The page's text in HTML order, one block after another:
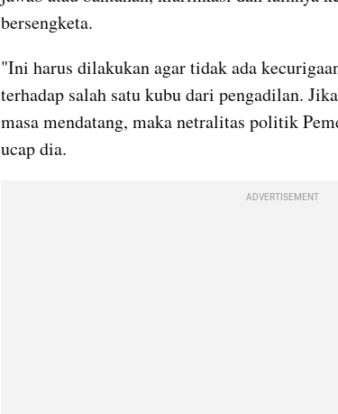
bersengketa.
"Ini harus dilakukan agar tidak ada
terhadap salah satu kubu dari pengadilan.
masa mendatang, maka netralitas politik
ucap dia.
ADVERTISEMENT